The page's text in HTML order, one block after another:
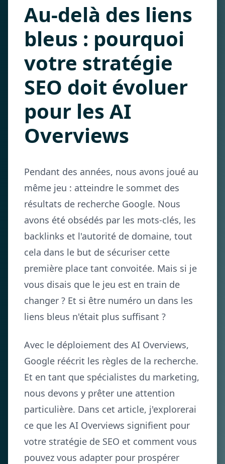
Au-delà des liens
bleus : pourquoi
votre stratégie
SEO doit évoluer
pour les AI
Overviews
Pendant des années, nous avons joué au
même jeu : atteindre le sommet des
résultats de recherche Google. Nous
avons été obsédés par les mots-clés, les
backlinks et l'autorité de domaine, tout
cela dans le but de sécuriser cette
première place tant convoitée. Mais si je
vous disais que le jeu est en train de
changer ? Et si être numéro un dans les
liens bleus n'était plus suffisant ?
Avec le déploiement des AI Overviews,
Google réécrit les règles de la recherche.
Et en tant que spécialistes du marketing,
nous devons y prêter une attention
particulière. Dans cet article, j'explorerai
ce que les AI Overviews signifient pour
votre stratégie de SEO et comment vous
pouvez vous adapter pour prospérer